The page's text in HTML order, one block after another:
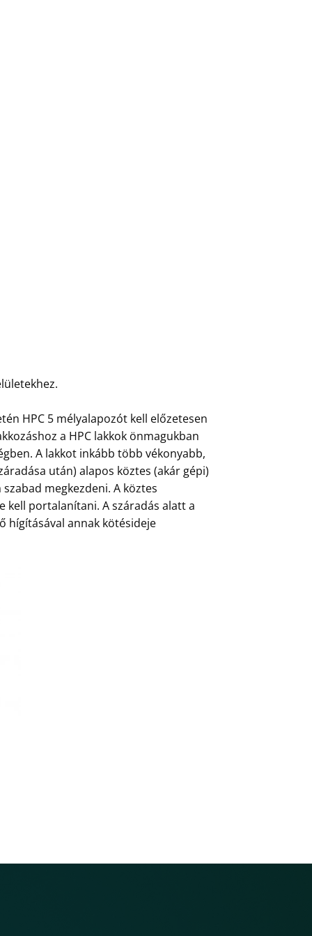
HPC 5 mélyalapozót kell előzetesen
a HPC lakkok önmagukban
A lakkot inkább több vékonyabb,
után) alapos köztes (akár gépi)
megkezdeni. A köztes
kell portalanítani. A száradás alatt a
hígításával annak kötésideje